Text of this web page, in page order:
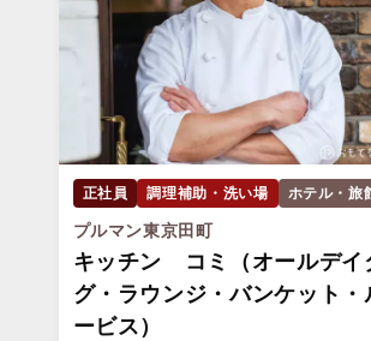
正社員 調理補助・洗い場 ホテル・旅
プルマン東京田町
キッチン コミ（オールデイ
グ・ラウンジ・バンケット・
ービス）